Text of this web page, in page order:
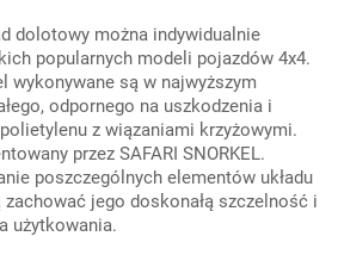
dolotowy można indywidualnie
popularnych modeli pojazdów 4x4.
wykonywane są w najwyższym
odpornego na uszkodzenia i
z wiązaniami krzyżowymi.
przez SAFARI SNORKEL.
poszczególnych elementów układu
jego doskonałą szczelność i
użytkowania.